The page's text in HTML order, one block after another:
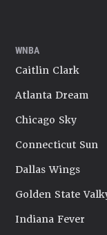
WNBA
Caitlin Clark
Atlanta Dream
Chicago Sky
Connecticut Sun
Dallas Wings
Golden State
Indiana Fever